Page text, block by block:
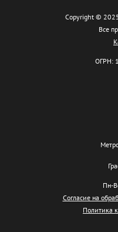
Copyright ©
Все
ОГРН:
Пн-
Согласие на
Политика